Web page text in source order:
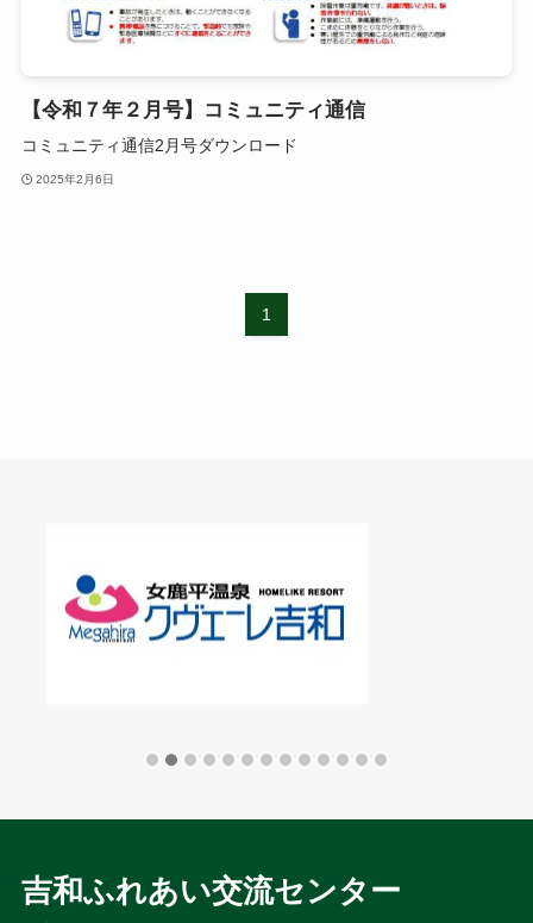
【令和７年２月号】コミュニティ通信
コミュニティ通信2月号ダウンロード
2025年2月6日
1
吉和ふれあい交流センター